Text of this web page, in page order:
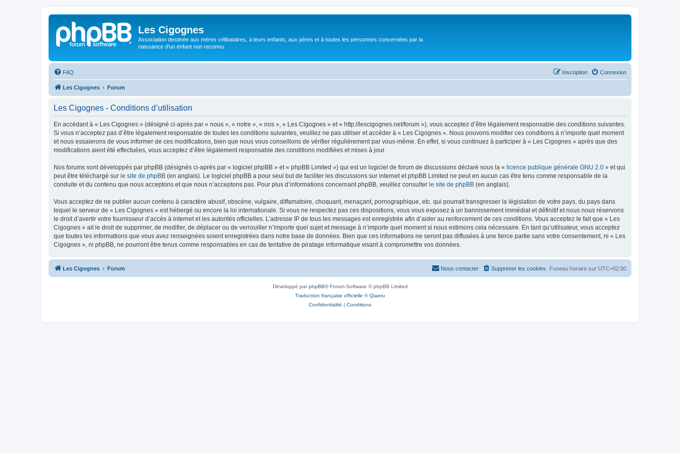
Les Cigognes
Association destinée aux mères célibataires, à leurs enfants, aux pères et à toutes les personnes concernées par la
naissance d'un enfant non reconnu
FAQ Connexion
Inscription
Les Cigognes Forum
Les Cigognes - Conditions d’utilisation
En accédant à « Les Cigognes » (désigné ci-après par « nous », « notre », « nos », « Les Cigognes » et « http://lescigognes.net/forum »), vous acceptez d’être légalement responsable des conditions suivantes.
Si vous n’acceptez pas d’être légalement responsable de toutes les conditions suivantes, veuillez ne pas utiliser et accéder à « Les Cigognes ». Nous pouvons modifier ces conditions à n’importe quel moment
et nous essaierons de vous informer de ces modifications, bien que nous vous conseillons de vérifier régulièrement par vous-même. En effet, si vous continuez à participer à « Les Cigognes » après que des
modifications aient été effectuées, vous acceptez d’être légalement responsable des conditions modifiées et mises à jour.
Nos forums sont développés par phpBB (désignés ci-après par « logiciel phpBB » et « phpBB Limited ») qui est un logiciel de forum de discussions déclaré sous la « licence publique générale GNU 2.0 » et qui
peut être téléchargé sur le site de phpBB (en anglais). Le logiciel phpBB a pour seul but de faciliter les discussions sur internet et phpBB Limited ne peut en aucun cas être tenu comme responsable de la
conduite et du contenu que nous acceptons et que nous n’acceptons pas. Pour plus d’informations concernant phpBB, veuillez consulter le site de phpBB (en anglais).
Vous acceptez de ne publier aucun contenu à caractère abusif, obscène, vulgaire, diffamatoire, choquant, menaçant, pornographique, etc. qui pourrait transgresser la législation de votre pays, du pays dans
lequel le serveur de « Les Cigognes » est hébergé ou encore la loi internationale. Si vous ne respectez pas ces dispositions, vous vous exposez à un bannissement immédiat et définitif et nous nous réservons
le droit d’avertir votre fournisseur d’accès à internet et les autorités officielles. L’adresse IP de tous les messages est enregistrée afin d’aider au renforcement de ces conditions. Vous acceptez le fait que « Les
Cigognes » ait le droit de supprimer, de modifier, de déplacer ou de verrouiller n’importe quel sujet et message à n’importe quel moment si nous estimons cela nécessaire. En tant qu’utilisateur, vous acceptez
que toutes les informations que vous avez renseignées soient enregistrées dans notre base de données. Bien que ces informations ne seront pas diffusées à une tierce partie sans votre consentement, ni « Les
Cigognes », ni phpBB, ne pourront être tenus comme responsables en cas de tentative de piratage informatique visant à compromettre vos données.
Les Cigognes Forum Fuseau horaire sur UTC+02:00
Supprimer les cookies
Nous contacter
Développé parphpBB® Forum Software © phpBB Limited
Traduction française officielle ©Qiaeru
Confidentialité | Conditions